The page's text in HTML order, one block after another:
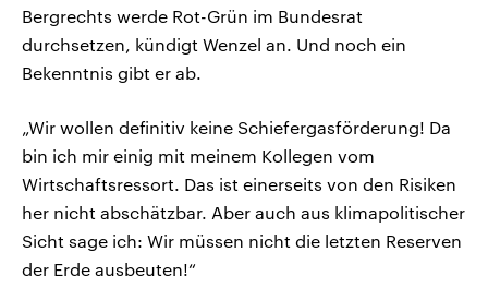
Bergrechts werde Rot-Grün im Bundesrat
durchsetzen, kündigt Wenzel an. Und noch ein
Bekenntnis gibt er ab.
„Wir wollen definitiv keine Schiefergasförderung! Da
bin ich mir einig mit meinem Kollegen vom
Wirtschaftsressort. Das ist einerseits von den Risiken
her nicht abschätzbar. Aber auch aus klimapolitischer
Sicht sage ich: Wir müssen nicht die letzten Reserven
der Erde ausbeuten!“